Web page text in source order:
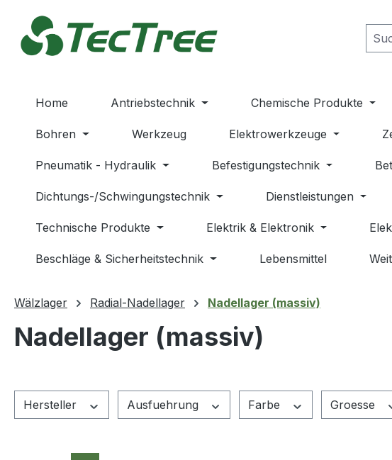
Hauptinhalt springen
Zur Suche springen
Zur Hauptnavigation springen
Home Antriebstechnik Chemische Produkte
Bohren Werkzeug Elektrowerkzeuge
Pneumatik - Hydraulik Befestigungstechnik
Dichtungs-/Schwingungstechnik Dienstleistungen
Technische Produkte Elektrik & Elektronik
Beschläge & Sicherheitstechnik Lebensmittel
Wälzlager Radial-Nadellager Nadellager (massiv)
Nadellager (massiv)
Hersteller Ausfuehrung Farbe Groesse